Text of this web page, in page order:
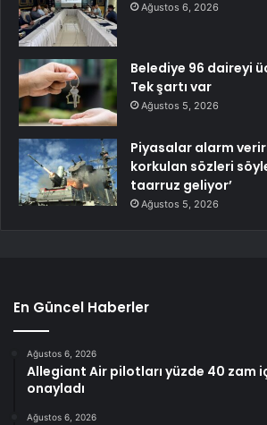
Ağustos 6, 2026
Belediye 96 daireyi
Tek şartı var
Ağustos 5, 2026
Piyasalar alarm
korkulan sözleri
taarruz geliyor’
Ağustos 5, 2026
En Güncel Haberler
Ağustos 6, 2026
Allegiant Air pilotları yüzde 40 zam
onayladı
Ağustos 6, 2026